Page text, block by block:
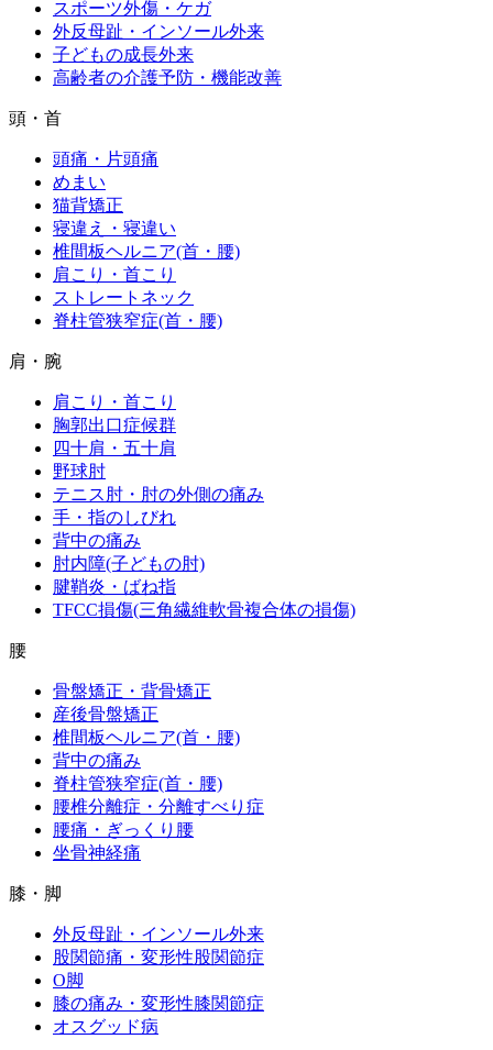
スポーツ外傷・ケガ
外反母趾・インソール外来
子どもの成長外来
高齢者の介護予防・機能改善
頭・首
頭痛・片頭痛
めまい
猫背矯正
寝違え・寝違い
椎間板ヘルニア(首・腰)
肩こり・首こり
ストレートネック
脊柱管狭窄症(首・腰)
肩・腕
肩こり・首こり
胸郭出口症候群
四十肩・五十肩
野球肘
テニス肘・肘の外側の痛み
手・指のしびれ
背中の痛み
肘内障(子どもの肘)
腱鞘炎・ばね指
TFCC損傷(三角繊維軟骨複合体の損傷)
腰
骨盤矯正・背骨矯正
産後骨盤矯正
椎間板ヘルニア(首・腰)
背中の痛み
脊柱管狭窄症(首・腰)
腰椎分離症・分離すべり症
腰痛・ぎっくり腰
坐骨神経痛
膝・脚
外反母趾・インソール外来
股関節痛・変形性股関節症
O脚
膝の痛み・変形性膝関節症
オスグッド病